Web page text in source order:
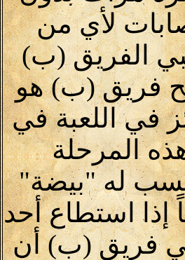
لأي من
الفريق (ب)
فريق (ب) هو
في اللعبة في
المرحلة
له "بيضة"
إذا استطاع أحد
فريق (ب) أن